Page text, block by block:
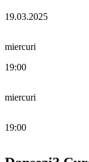
19.03.2025
miercuri
19:00
miercuri
19:00